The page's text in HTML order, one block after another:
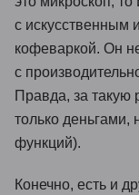
с искусственным
кофеваркой. Он
с
Правда, за такую
только деньгами,
функций).
Конечно, есть и